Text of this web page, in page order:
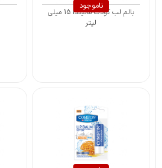
ناموجود
بالم لب کودک ماتیلدا 15 میلی
لیتر